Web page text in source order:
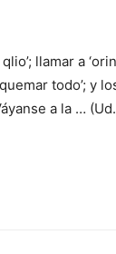
llamar a
todo’; y
a la …